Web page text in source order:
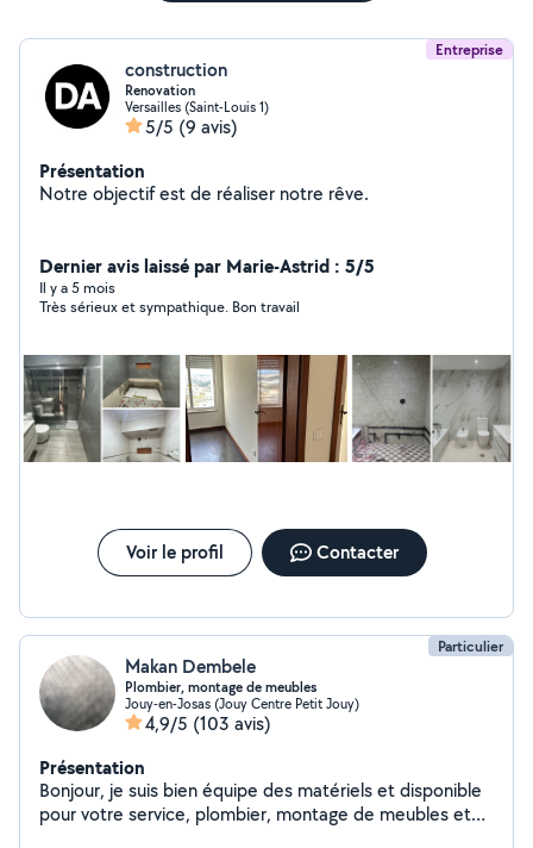
Entreprise
construction
Renovation
Versailles (Saint-Louis 1)
5/5 (9 avis)
Présentation
Notre objectif est de réaliser notre rêve.
Dernier avis laissé par Marie-Astrid : 5/5
Il y a 5 mois
Très sérieux et sympathique. Bon travail
Voir le profil Contacter
Particulier
Makan Dembele
Plombier, montage de meubles
Jouy-en-Josas (Jouy Centre Petit Jouy)
4,9/5 (103 avis)
Présentation
Bonjour, je suis bien équipe des matériels et disponible
pour votre service, plombier, montage de meubles et